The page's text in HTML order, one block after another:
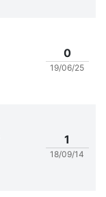
0
19/06/25
1
18/09/14